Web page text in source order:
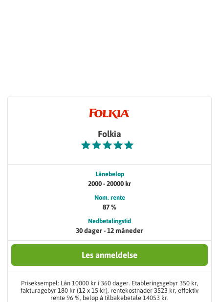
Folkia
Lånebeløp
2000 - 20000 kr
Nom. rente
87 %
Nedbetalingstid
30 dager - 12 måneder
Les anmeldelse
Priseksempel: Lån 10000 kr i 360 dager. Etableringsgebyr 350 kr,
fakturagebyr 180 kr (12 x 15 kr), rentekostnader 3523 kr, effektiv
rente 96 %, beløp å tilbakebetale 14053 kr.